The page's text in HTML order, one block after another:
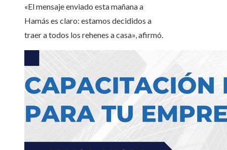
«El mensaje enviado esta mañana a
Hamás es claro: estamos decididos a
traer a todos los rehenes a casa», afirmó.